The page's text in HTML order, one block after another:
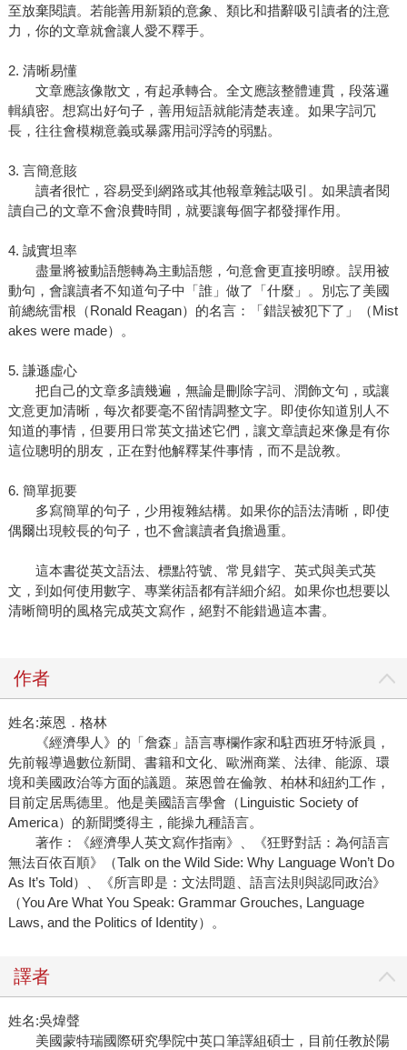
至放棄閱讀。若能善用新穎的意象、類比和措辭吸引讀者的注意
力，你的文章就會讓人愛不釋手。
2. 清晰易懂
文章應該像散文，有起承轉合。全文應該整體連貫，段落邏
輯縝密。想寫出好句子，善用短語就能清楚表達。如果字詞冗
長，往往會模糊意義或暴露用詞浮誇的弱點。
3. 言簡意賅
讀者很忙，容易受到網路或其他報章雜誌吸引。如果讀者閱
讀自己的文章不會浪費時間，就要讓每個字都發揮作用。
4. 誠實坦率
盡量將被動語態轉為主動語態，句意會更直接明瞭。誤用被
動句，會讓讀者不知道句子中「誰」做了「什麼」。別忘了美國
前總統雷根（Ronald Reagan）的名言：「錯誤被犯下了」（Mist
akes were made）。
5. 謙遜虛心
把自己的文章多讀幾遍，無論是刪除字詞、潤飾文句，或讓
文意更加清晰，每次都要毫不留情調整文字。即使你知道別人不
知道的事情，但要用日常英文描述它們，讓文章讀起來像是有你
這位聰明的朋友，正在對他解釋某件事情，而不是說教。
6. 簡單扼要
多寫簡單的句子，少用複雜結構。如果你的語法清晰，即使
偶爾出現較長的句子，也不會讓讀者負擔過重。
這本書從英文語法、標點符號、常見錯字、英式與美式英
文，到如何使用數字、專業術語都有詳細介紹。如果你也想要以
清晰簡明的風格完成英文寫作，絕對不能錯過這本書。
作者
姓名:萊恩．格林
《經濟學人》的「詹森」語言專欄作家和駐西班牙特派員，
先前報導過數位新聞、書籍和文化、歐洲商業、法律、能源、環
境和美國政治等方面的議題。萊恩曾在倫敦、柏林和紐約工作，
目前定居馬德里。他是美國語言學會（Linguistic Society of
America）的新聞獎得主，能操九種語言。
著作：《經濟學人英文寫作指南》、《狂野對話：為何語言
無法百依百順》（Talk on the Wild Side: Why Language Won’t Do
As It’s Told）、《所言即是：文法問題、語言法則與認同政治》
（You Are What You Speak: Grammar Grouches, Language
Laws, and the Politics of Identity）。
譯者
姓名:吳煒聲
美國蒙特瑞國際研究學院中英口筆譯組碩士，目前任教於陽